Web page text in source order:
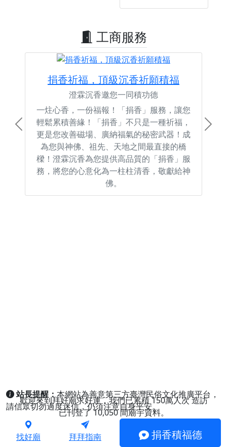
工商服務
捐香祈福，頂級沉香祈願積福
澄霖沉香邀您一同積功德
一炷心香，一份福報！「捐香」服務，讓您
輕鬆累積善緣！「捐香」不只是一種祈福，
更是您改善磁場、廣納福氣的秘密武器！成
為您與神佛、祖先、天地之間最直接的橋
樑！澄霖沉香為您提供高品質的「捐香」服
務，將您的心意化為一柱柱清香，敬獻給神
佛。
Previous Next
站長提醒：本網站為善意第三方臺灣民俗文化推廣平台，
請信眾切勿過度迷信，仍須注意自身平安。
歡迎來到拜好廟求好運，我們已累積150萬人次造訪
已刊登了10,050間廟宇資料。
找好廟 拜拜指南 捐香積福德